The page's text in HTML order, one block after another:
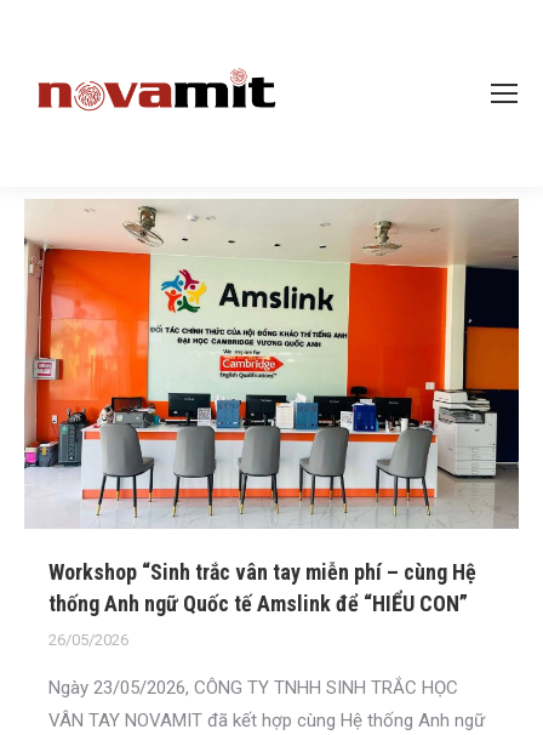
Workshop “Sinh trắc vân tay miễn phí – cùng Hệ
thống Anh ngữ Quốc tế Amslink để “HIỂU CON”
26/05/2026
Ngày 23/05/2026, CÔNG TY TNHH SINH TRẮC HỌC
VÂN TAY NOVAMIT đã kết hợp cùng Hệ thống Anh ngữ